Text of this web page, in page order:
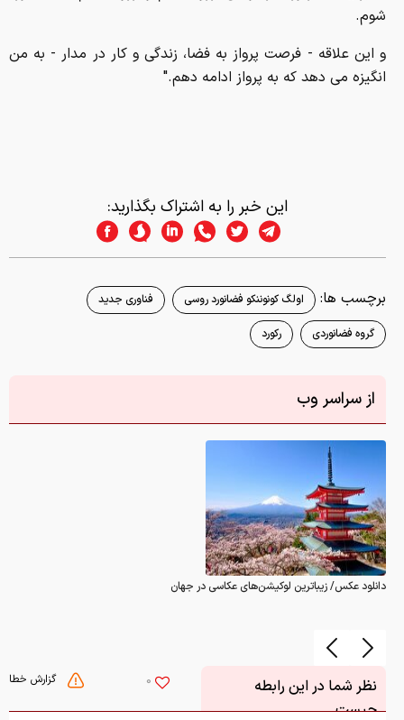
شوم.
و این علاقه - فرصت پرواز به فضا، زندگی و کار در مدار - به من
انگیزه می دهد که به پرواز ادامه دهم."
این خبر را به اشتراک بگذارید:
برچسب ها: اولگ کونوننکو فضانورد روسی فناوری جدید
گروه فضانوردی رکورد
از سراسر وب
دانلود عکس/ زیباترین لوکیشن‌های عکاسی در جهان
گزارش خطا 0
نظر شما در این رابطه
چیست